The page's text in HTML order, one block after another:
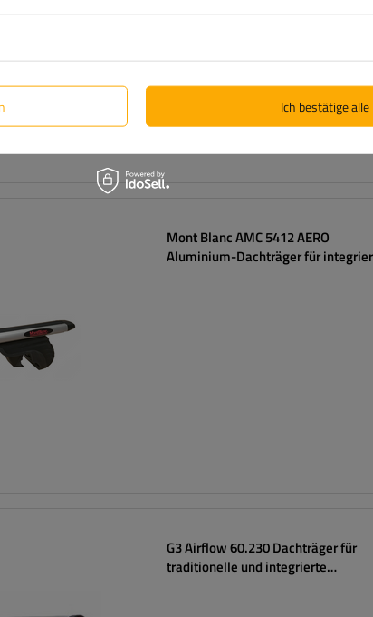
Mont Blanc AMC 5412 AERO
Aluminium-Dachträger für
G3 Airflow 60.230 Dachträger für
traditionelle und integrierte
Ich bestätige alle